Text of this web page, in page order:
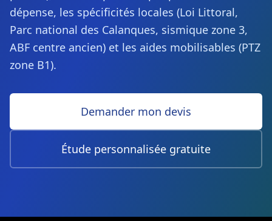
dépense, les spécificités locales (Loi Littoral,
Parc national des Calanques, sismique zone 3,
ABF centre ancien) et les aides mobilisables (PTZ
zone B1).
Demander mon devis
Étude personnalisée gratuite